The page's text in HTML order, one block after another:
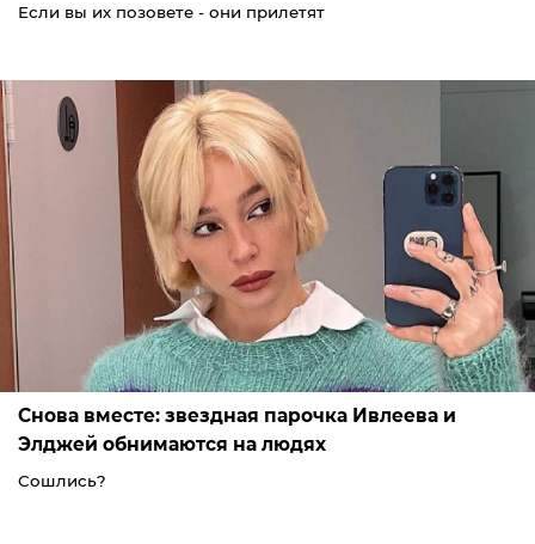
Если вы их позовете - они прилетят
Снова вместе: звездная парочка Ивлеева и
Элджей обнимаются на людях
Сошлись?